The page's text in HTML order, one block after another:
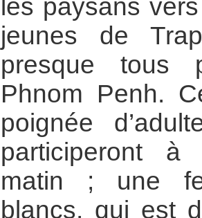
les paysans
jeunes de
presque tous
Phnom Penh.
poignée
participeront
matin ; une
blancs, qui est